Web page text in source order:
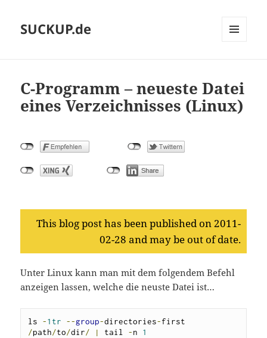
SUCKUP.de
C-Programm – neueste Datei
eines Verzeichnisses (Linux)
This blog post has been published on 2011-
02-28 and may be out of date.
Unter Linux kann man mit dem folgendem Befehl
anzeigen lassen, welche die neuste Datei ist…
ls -1tr --group-directories-
/path/to/dir/ | tail -n 1